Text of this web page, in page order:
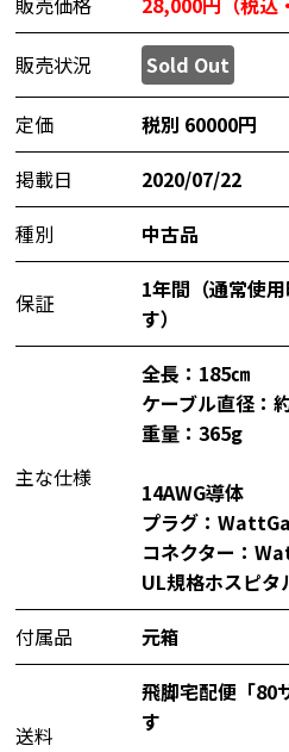
販売状況 Sold Out
定価
税別 60000円
掲載日
2020/07/22
種別
中古品
保証
1年間（通常使
す）
主な仕様
全長：185㎝
ケーブル直径：
重量：365g
14AWG導体
プラグ：
コネクター：
UL規格ホスピタ
付属品
元箱
送料
飛脚宅配便「80
す